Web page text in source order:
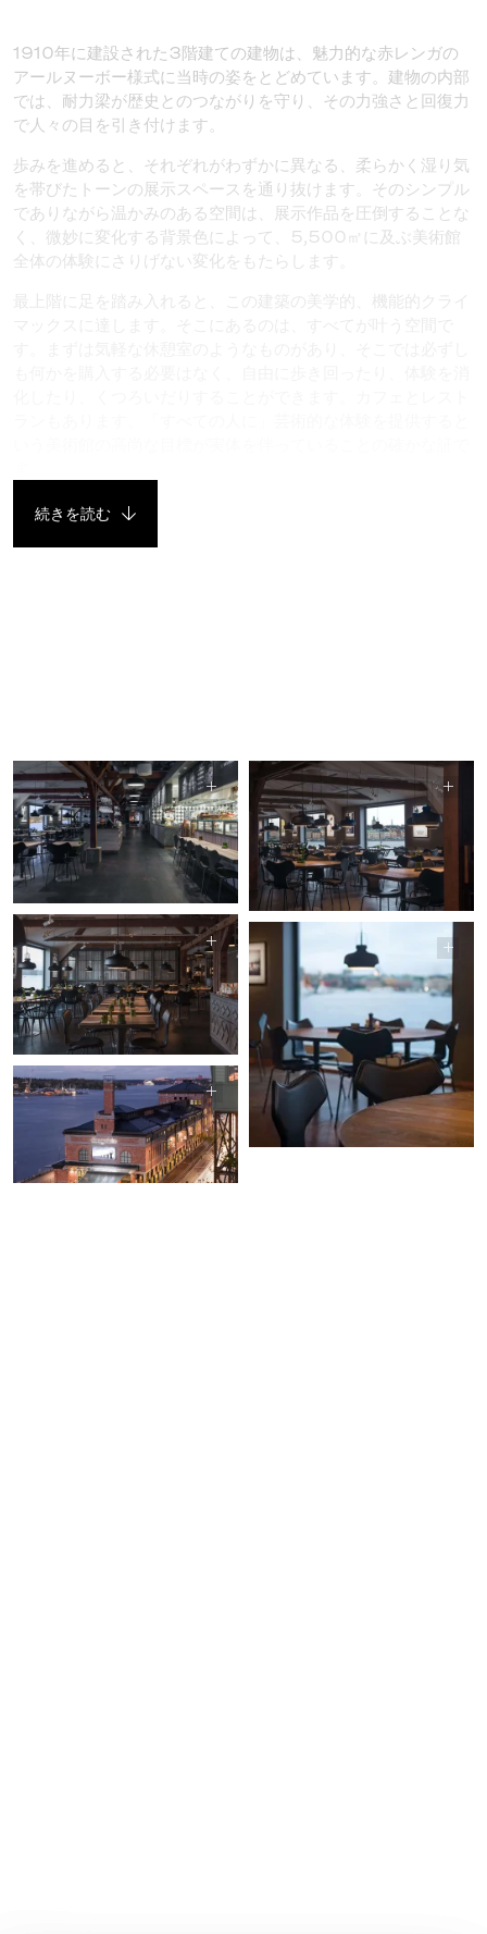
1910年に建設された3階建ての建物は、魅力的な赤レンガの
アールヌーボー様式に当時の姿をとどめています。建物の内部
では、耐力梁が歴史とのつながりを守り、その力強さと回復力
で人々の目を引き付けます。
歩みを進めると、それぞれがわずかに異なる、柔らかく湿り気
を帯びたトーンの展示スペースを通り抜けます。そのシンプル
でありながら温かみのある空間は、展示作品を圧倒することな
く、微妙に変化する背景色によって、5,500㎡に及ぶ美術館
全体の体験にさりげない変化をもたらします。
続きを読む